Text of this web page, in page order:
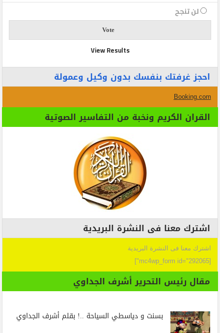
لن تنجح
View Results
احجز غرفتك بنفسك بدون وكيل وعمولة
Booking.com
القران الكريم ونخبة من التفاسير الصوتية
اشترك معنا فى النشرة البريدية
اشترك معنا فى النشرة البريدية
[mc4wp_form id="292065"]
مقال رئيس التحرير أشرف الجداوي
بسنت و دياسطي السياحة ..! بقلم أشرف الجداوي